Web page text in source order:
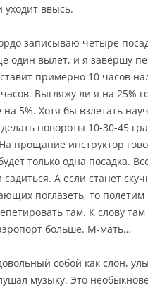
уходит ввысь.
записываю четыре
один вылет, и я завершу
примерно 10 часов
Выгляжу ли я на 25%
5%. Хотя бы взлетать
повороты 10-30-45
прощание инструктор
только одна посадка.
садиться. А если станет
поглазеть, то полетим
там. К слову
больше. М-мать…
собой как слон,
музыку. Это